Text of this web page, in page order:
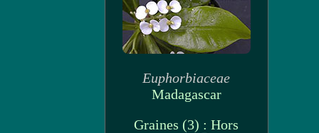
Euphorbiaceae
Madagascar
Graines (3) : Hors